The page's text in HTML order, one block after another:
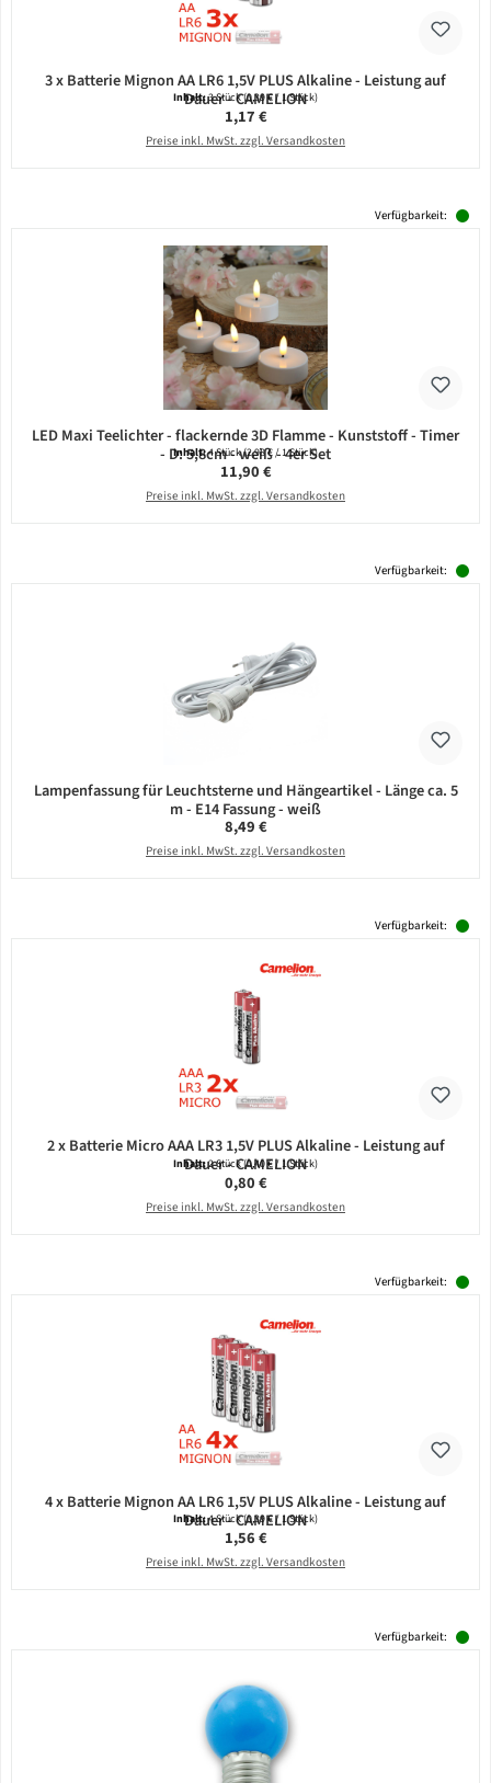
3 x Batterie Mignon AA LR6 1,5V PLUS Alkaline - Leistung auf
Dauer - CAMELION
Inhalt:3 Stück(0,39 € / 1 Stück)
Regulärer Preis:
1,17 €
Preise inkl. MwSt. zzgl. Versandkosten
Verfügbarkeit:
LED Maxi Teelichter - flackernde 3D Flamme - Kunststoff - Timer
- D: 5,8cm - weiß - 4er Set
Inhalt:4 Stück(2,98 € / 1 Stück)
Regulärer Preis:
11,90 €
Preise inkl. MwSt. zzgl. Versandkosten
Verfügbarkeit:
Lampenfassung für Leuchtsterne und Hängeartikel - Länge ca. 5
m - E14 Fassung - weiß
Regulärer Preis:
8,49 €
Preise inkl. MwSt. zzgl. Versandkosten
Verfügbarkeit:
2 x Batterie Micro AAA LR3 1,5V PLUS Alkaline - Leistung auf
Dauer - CAMELION
Inhalt:2 Stück(0,40 € / 1 Stück)
Regulärer Preis:
0,80 €
Preise inkl. MwSt. zzgl. Versandkosten
Verfügbarkeit:
4 x Batterie Mignon AA LR6 1,5V PLUS Alkaline - Leistung auf
Dauer - CAMELION
Inhalt:4 Stück(0,39 € / 1 Stück)
Regulärer Preis:
1,56 €
Preise inkl. MwSt. zzgl. Versandkosten
Verfügbarkeit: